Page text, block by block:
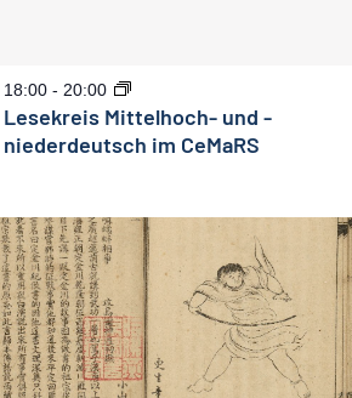
Lesekreis Mittelhoch- und -
niederdeutsch im CeMaRS
18:00-20:00